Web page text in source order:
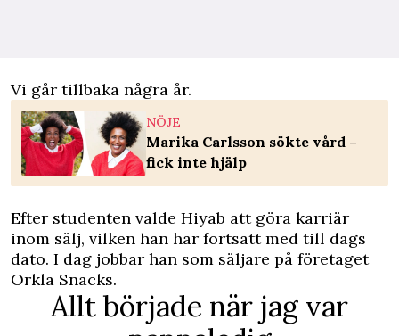
Vi går tillbaka några år.
NÖJE
Marika Carlsson sökte vård –
fick inte hjälp
Efter studenten valde Hiyab att göra karriär
inom sälj, vilken han har fortsatt med till dags
dato. I dag jobbar han som säljare på företaget
Orkla Snacks.
Allt började när jag var